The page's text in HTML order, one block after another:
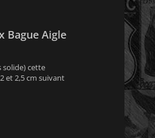
Bague Aigle
solide) cette
et 2,5 cm suivant